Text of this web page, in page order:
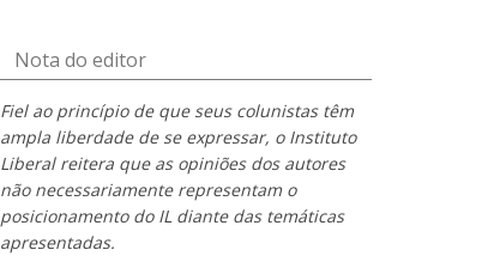
Nota do editor
Fiel ao princípio de que seus colunistas têm
ampla liberdade de se expressar, o Instituto
Liberal reitera que as opiniões dos autores
não necessariamente representam o
posicionamento do IL diante das temáticas
apresentadas.